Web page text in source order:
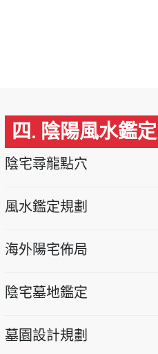
四. 陰陽風水鑑定
陰宅尋龍點穴
風水鑑定規劃
海外陽宅佈局
陰宅墓地鑑定
墓園設計規劃